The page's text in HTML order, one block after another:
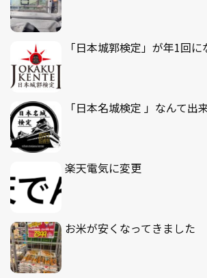
「日本城郭検定」が年1回
「日本名城検定 」なんて出
楽天電気に変更
お米が安くなってきました